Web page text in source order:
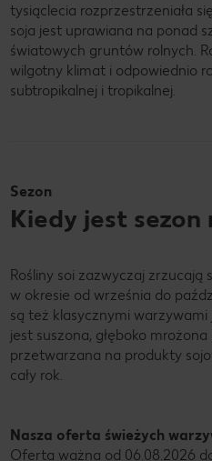
tysiąclecia rozprzestrzeniała
soja jest uprawiana na ponad
światowych gruntów rolnych.
wilgotny klimat i odpowiednio
subtropikalnej i tropikalnej.
Sezon
Kiedy jest sezon
Rośliny soi zazwyczaj zrzucają
w okresie od września do
są też klasycznymi warzywami
jest suszona, głęboko
przetwarzana na produkty
cały rok.
Nasza oferta świeżych
Oferta ważna od 06.08.2026